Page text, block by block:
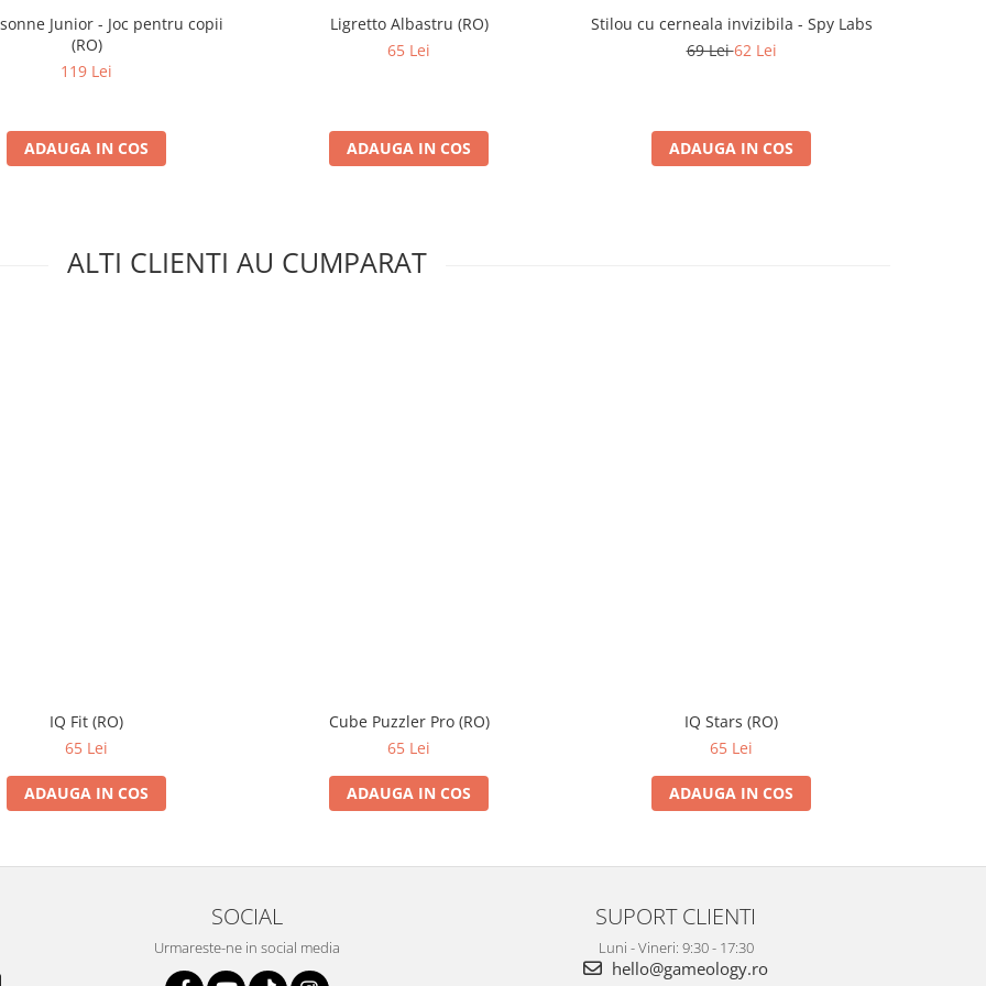
Junior - Joc pentru copii
(RO)
119 Lei
ADAUGA IN COS
Ligretto Albastru (RO)
65 Lei
ADAUGA IN COS
Stilou cu cerneala invizibila - Spy Labs
69 Lei62 Lei
ADAUGA IN COS
ALTI CLIENTI AU CUMPARAT
IQ Fit (RO)
65 Lei
ADAUGA IN COS
Cube Puzzler Pro (RO)
65 Lei
ADAUGA IN COS
IQ Stars (RO)
65 Lei
ADAUGA IN COS
SOCIAL
Urmareste-ne in social media
SUPORT CLIENTI
Luni - Vineri: 9:30 - 17:30
hello@gameology.ro